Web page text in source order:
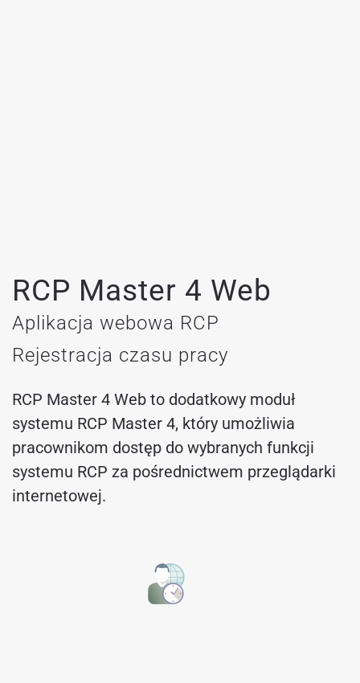
RCP Master 4 Web
Aplikacja webowa RCP
Rejestracja czasu pracy
RCP Master 4 Web to dodatkowy moduł
systemu RCP Master 4, który umożliwia
pracownikom dostęp do wybranych funkcji
systemu RCP za pośrednictwem przeglądarki
internetowej.